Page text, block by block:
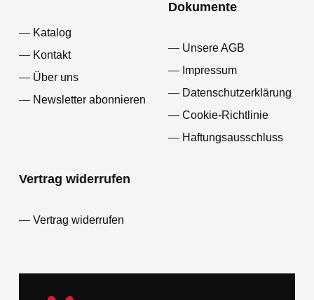
Katalog
Kontakt
Über uns
Newsletter abonnieren
Dokumente
Unsere AGB
Impressum
Datenschutzerklärung
Cookie-Richtlinie
Haftungsausschluss
Vertrag widerrufen
Vertrag widerrufen